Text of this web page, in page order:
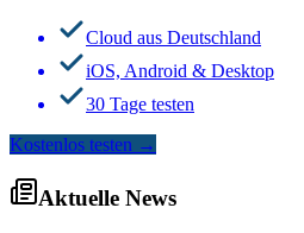
Cloud aus Deutschland
iOS, Android & Desktop
30 Tage testen
Kostenlos testen →
Aktuelle News